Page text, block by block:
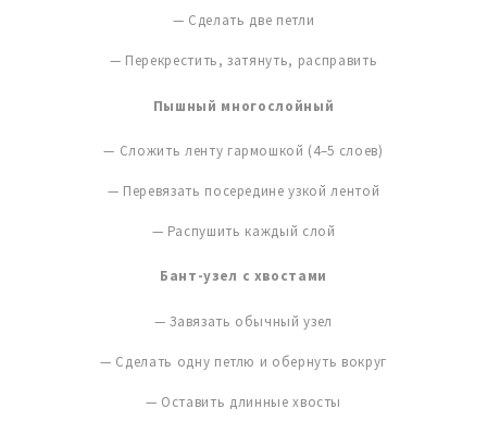
— Сделать две петли
— Перекрестить, затянуть, расправить
Пышный многослойный
— Сложить ленту гармошкой (4–5 слоев)
— Перевязать посередине узкой лентой
— Распушить каждый слой
Бант-узел с хвостами
— Завязать обычный узел
— Сделать одну петлю и обернуть вокруг
— Оставить длинные хвосты